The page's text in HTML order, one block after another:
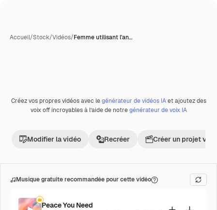
Accueil/Stock/Vidéos/Femme utilisant l'an…
Premium
Créez vos propres vidéos avec legénérateur de vidéos IAet ajoutez des
voix off incroyables à l’aide de notregénérateur de voix IA
Modifier la vidéo Recréer Créer un projet
Musique gratuite recommandée pour cette vidéo
Peace You Need